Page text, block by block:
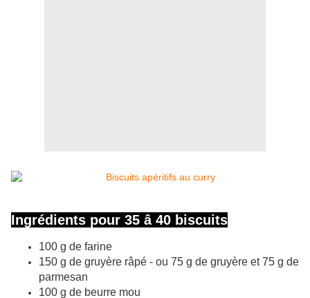
Ingrédients pour 35 â 40 biscuits
100 g de farine
150 g de gruyère râpé - ou 75 g de gruyère et 75 g de
parmesan
100 g de beurre mou